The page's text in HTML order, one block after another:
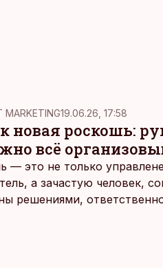
MARKETING19.06.26, 17:58
новая роскошь:
всё
— это не только
а зачастую человек,
решениями,